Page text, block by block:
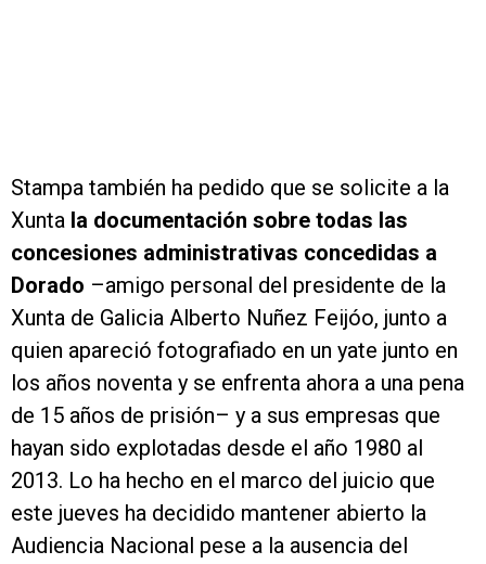
Stampa también ha pedido que se solicite a la
Xunta la documentación sobre todas las
concesiones administrativas concedidas a
Dorado –amigo personal del presidente de la
Xunta de Galicia Alberto Nuñez Feijóo, junto a
quien apareció fotografiado en un yate junto en
los años noventa y se enfrenta ahora a una pena
de 15 años de prisión– y a sus empresas que
hayan sido explotadas desde el año 1980 al
2013. Lo ha hecho en el marco del juicio que
este jueves ha decidido mantener abierto la
Audiencia Nacional pese a la ausencia del